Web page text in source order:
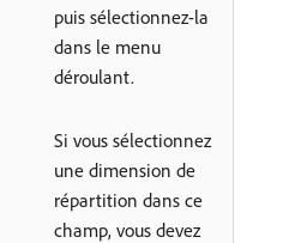
puis sélectionnez-la
dans le menu
déroulant.
Si vous sélectionnez
une dimension de
répartition dans ce
champ, vous devez